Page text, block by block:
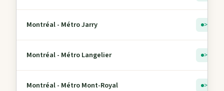
Montréal - Métro Jarry > 5
Montréal - Métro Langelier > 5
Montréal - Métro Mont-Royal > 5